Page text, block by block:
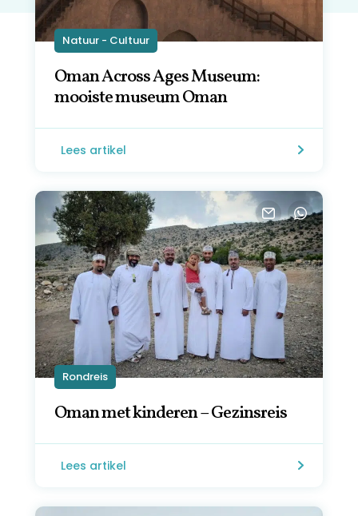
Natuur - Cultuur
Oman Across Ages Museum:
mooiste museum Oman
Lees artikel
Rondreis
Oman met kinderen – Gezinsreis
Lees artikel